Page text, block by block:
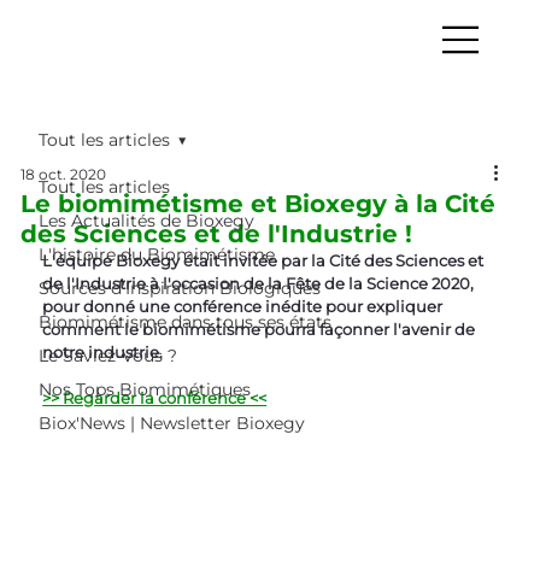
Tout les articles
Les Actualités de Bioxegy
L'histoire du Biomimétisme
Sources d’Inspiration Biologiques
Biomimétisme dans tous ses états
Le Saviez-Vous ?
Nos Tops Biomimétiques
Biox'News | Newsletter Bioxegy
Tout les articles
Le biomimétisme et Bioxegy à la Cité
des Sciences et de l'Industrie !
18 oct. 2020
L'équipe Bioxegy était invitée par la Cité des Sciences et
de l'Industrie à l'occasion de la Fête de la Science 2020,
pour donné une conférence inédite pour expliquer
comment le biomimétisme pourra façonner l'avenir de
notre industrie.
>> Regarder la conférence <<